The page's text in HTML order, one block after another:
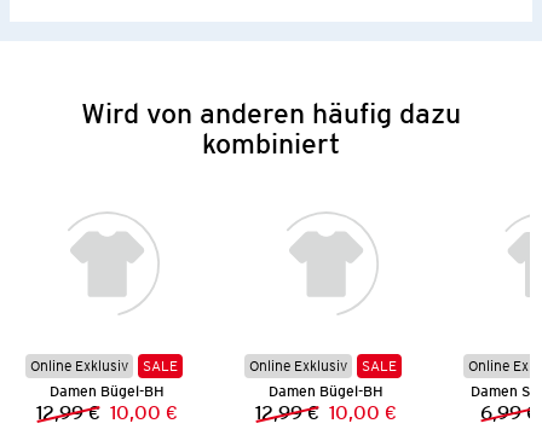
Wird von anderen häufig dazu
kombiniert
Online Exklusiv
SALE
Damen Bügel-BH
Vorheriger Preis:
12,99 € Neuer Preis:
10,00 €
Online Exklusiv
SALE
Damen Bügel-BH
Vorheriger Preis:
12,99 € Neuer Preis:
10,00 €
Online
Damen
6,99 €